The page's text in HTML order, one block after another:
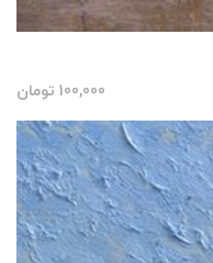
100,000 تومان